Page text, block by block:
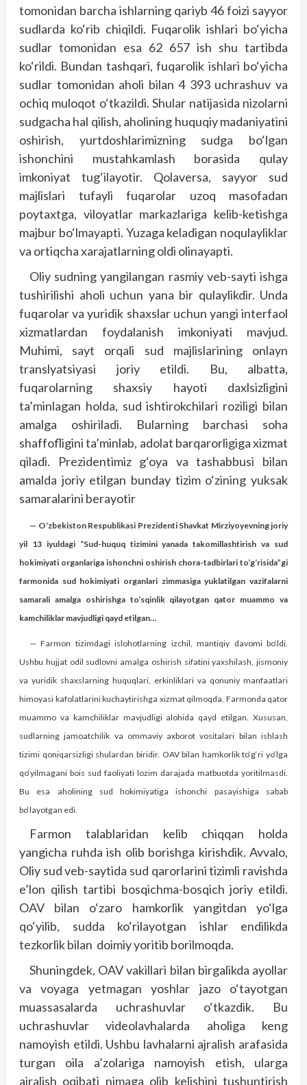
tomonidan barcha ishlarning qariyb 46 foizi sayyor
sudlarda ko‘rib chiqildi. Fuqarolik ishlari bo‘yicha
sudlar tomonidan esa 62 657 ish shu tartibda
ko‘rildi. Bundan tashqari, fuqarolik ishlari bo‘yicha
sudlar tomonidan aholi bilan 4 393 uchrashuv va
ochiq muloqot o‘tkazildi. Shular natijasida nizolarni
sudgacha hal qilish, aholining huquqiy madaniyatini
oshirish, yurtdoshlarimizning sudga bo‘lgan
ishonchini mustahkamlash borasida qulay
imkoniyat tug‘ilayotir. Qolaversa, sayyor sud
majlislari tufayli fuqarolar uzoq masofadan
poytaxtga, viloyatlar markazlariga kelib-ketishga
majbur bo‘lmayapti. Yuzaga keladigan noqulayliklar
va ortiqcha xarajatlarning oldi olinayapti.
Oliy sudning yangilangan rasmiy veb-sayti ishga
tushirilishi aholi uchun yana bir qulaylikdir. Unda
fuqarolar va yuridik shaxslar uchun yangi interfaol
xizmatlardan foydalanish imkoniyati mavjud.
Muhimi, sayt orqali sud majlislarining onlayn
translyatsiyasi joriy etildi. Bu, albatta,
fuqarolarning shaxsiy hayoti daxlsizligini
ta’minlagan holda, sud ishtirokchilari roziligi bilan
amalga oshiriladi. Bularning barchasi soha
shaffofligini ta’minlab, adolat barqarorligiga xizmat
qiladi. Prezidentimiz g‘oya va tashabbusi bilan
amalda joriy etilgan bunday tizim o‘zining yuksak
samaralarini berayotir
— O‘zbekiston Respublikasi Prezidenti Shavkat Mirziyoyevning joriy
yil 13 iyuldagi “Sud-huquq tizimini yanada takomillashtirish va sud
hokimiyati organlariga ishonchni oshirish chora-tadbirlari to‘g‘risida”gi
farmonida sud hokimiyati organlari zimmasiga yuklatilgan vazifalarni
samarali amalga oshirishga to‘sqinlik qilayotgan qator muammo va
kamchiliklar mavjudligi qayd etilgan…
— Farmon tizimdagi islohotlarning izchil, mantiqiy davomi bo‘ldi.
Ushbu hujjat odil sudlovni amalga oshirish sifatini yaxshilash, jismoniy
va yuridik shaxslarning huquqlari, erkinliklari va qonuniy manfaatlari
himoyasi kafolatlarini kuchaytirishga xizmat qilmoqda. Farmonda qator
muammo va kamchiliklar mavjudligi alohida qayd etilgan. Xususan,
sudlarning jamoatchilik va ommaviy axborot vositalari bilan ishlash
tizimi qoniqarsizligi shulardan biridir. OAV bilan hamkorlik to‘g‘ri yo‘lga
qo‘yilmagani bois sud faoliyati lozim darajada matbuotda yoritilmasdi.
Bu esa aholining sud hokimiyatiga ishonchi pasayishiga sabab
bo‘layotgan edi.
Farmon talablaridan kelib chiqqan holda
yangicha ruhda ish olib borishga kirishdik. Avvalo,
Oliy sud veb-saytida sud qarorlarini tizimli ravishda
e’lon qilish tartibi bosqichma-bosqich joriy etildi.
OAV bilan o‘zaro hamkorlik yangitdan yo‘lga
qo‘yilib, sudda ko‘rilayotgan ishlar endilikda
tezkorlik bilan doimiy yoritib borilmoqda.
Shuningdek, OAV vakillari bilan birgalikda ayollar
va voyaga yetmagan yoshlar jazo o‘tayotgan
muassasalarda uchrashuvlar o‘tkazdik. Bu
uchrashuvlar videolavhalarda aholiga keng
namoyish etildi. Ushbu lavhalarni ajralish arafasida
turgan oila a’zolariga namoyish etish, ularga
ajralish oqibati nimaga olib kelishini tushuntirish